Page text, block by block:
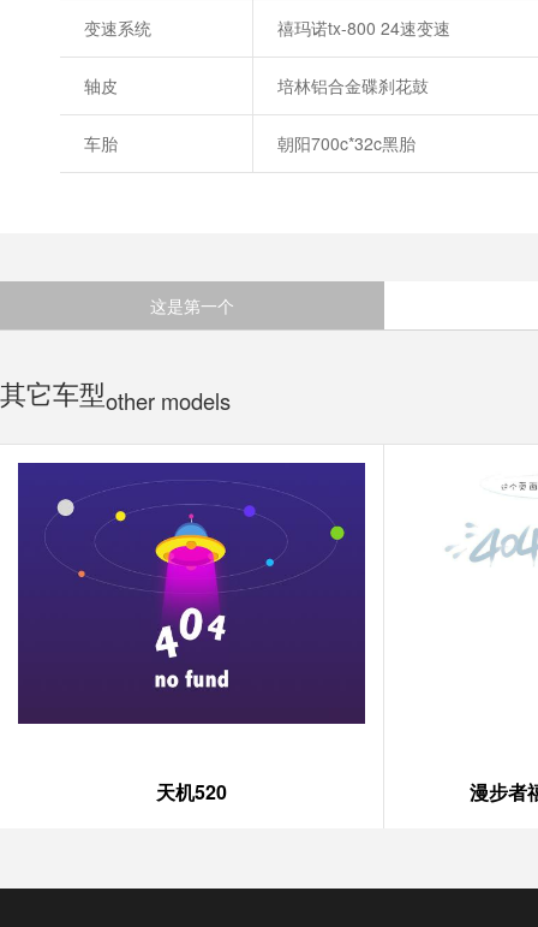
变速系统 禧玛诺tx-800 24速变速
轴皮 培林铝合金碟刹花鼓
车胎 朝阳700c*32c黑胎
这是第一个
其它车型other models
天机520 漫步者